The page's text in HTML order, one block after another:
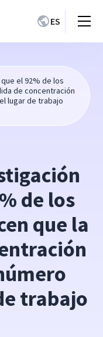
ES
el 92% de los
de concentración
lugar de trabajo
de los
que la
trabajo